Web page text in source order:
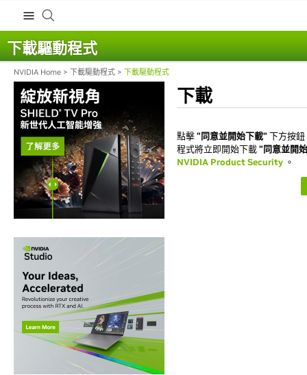
下載驅動程式
NVIDIA Home > 下載驅動程式 > 下載驅動程式
下載
點擊"同意並開始下載" 下方按
程式將立即開始下載"同意並開
NVIDIA Product Security 。